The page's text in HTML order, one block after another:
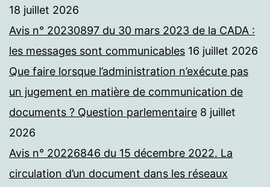
18 juillet 2026
Avis n° 20230897 du 30 mars 2023 de la CADA :
les messages sont communicables 16 juillet 2026
Que faire lorsque l’administration n’exécute pas
un jugement en matière de communication de
documents ? Question parlementaire 8 juillet
2026
Avis n° 20226846 du 15 décembre 2022. La
circulation d’un document dans les réseaux